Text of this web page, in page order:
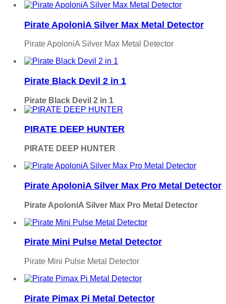
Pirate ApoloniA Silver Max Metal Detector
Pirate ApoloniA Silver Max Metal Detector
Pirate Black Devil 2 in 1
Pirate Black Devil 2 in 1
PIRATE DEEP HUNTER
PIRATE DEEP HUNTER
Pirate ApoloniA Silver Max Pro Metal Detector
Pirate ApoloniA Silver Max Pro Metal Detector
Pirate Mini Pulse Metal Detector
Pirate Mini Pulse Metal Detector
Pirate Pimax Pi Metal Detector